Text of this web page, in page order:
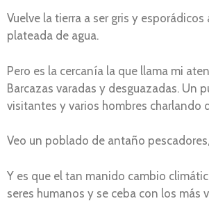
Vuelve la tierra a ser gris y
plateada de agua.
Pero es la cercanía la que llama mi
Barcazas varadas y desguazadas. Un
visitantes y varios hombres charlando
Veo un poblado de antaño
Y es que el tan manido cambio
seres humanos y se ceba con los más